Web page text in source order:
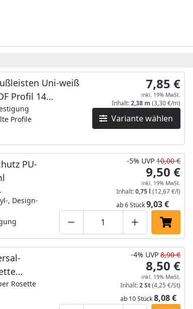
Uni-weiß
Profil 14
Profile
Variante wählen
7,85 €
inkl. 19% MwSt.
Inhalt:2,38 m (3,30 €/m)
, Design-
Produktmenge um eins
Produktmenge manuell
Produktmenge
In den
-5% UVP 10,00 €
9,50 €
inkl. 19% MwSt.
Inhalt:0,75 l (12,67 €/l)
ab 6 Stück9,03 €
= 1 VPE à
Rosette
-4% UVP 8,90 €
8,50 €
inkl. 19% MwSt.
Inhalt:2 St(4,25 €/St)
ab 10 Stück8,08 €